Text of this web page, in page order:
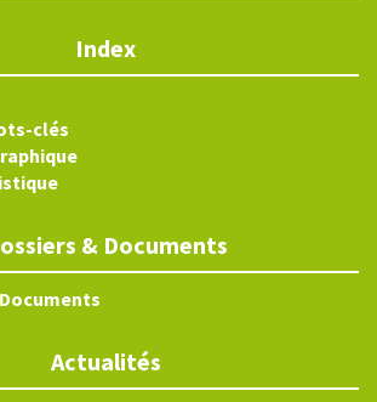
Index
clés
& Documents
Actualités